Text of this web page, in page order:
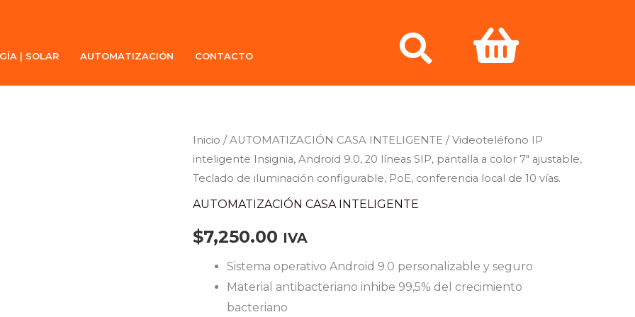
| SOLAR AUTOMATIZACIÓN CONTACTO
Inicio /AUTOMATIZACIÓN CASA INTELIGENTE / Videoteléfono IP
inteligente Insignia, Android 9.0, 20 líneas SIP, pantalla a color 7″ ajustable,
Teclado de iluminación configurable, PoE, conferencia local de 10 vías.
AUTOMATIZACIÓN CASA INTELIGENTE
$7,250.00 IVA
Sistema operativo Android 9.0 personalizable y seguro
Material antibacteriano inhibe 99,5% del crecimiento
bacteriano
Videoteléfono
IP
inteligente
Insignia,
9.0,
líneas